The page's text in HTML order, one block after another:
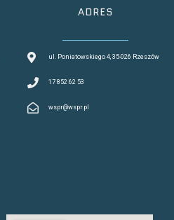
ADRES
ul. Poniatowskiego 4, 35-026 Rzeszów
17 852 62 53
wspr@wspr.pl